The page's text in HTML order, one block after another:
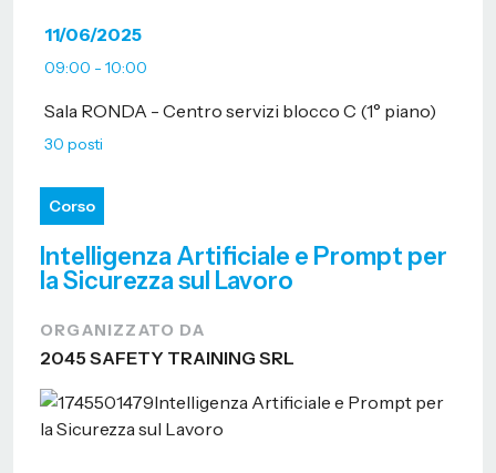
11/06/2025
09:00 - 10:00
Sala RONDA - Centro servizi blocco C (1° piano)
30 posti
Corso
Intelligenza Artificiale e Prompt per
la Sicurezza sul Lavoro
ORGANIZZATO DA
2045 SAFETY TRAINING SRL